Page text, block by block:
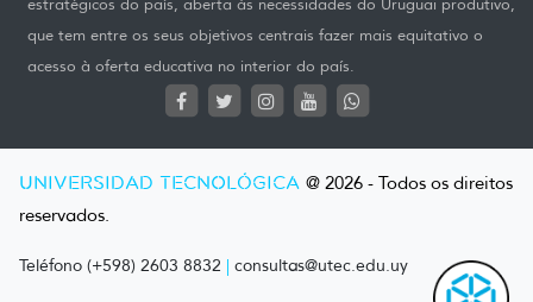
estratégicos do país, aberta às necessidades do Uruguai produtivo,
que tem entre os seus objetivos centrais fazer mais equitativo o
acesso à oferta educativa no interior do país.
UNIVERSIDAD TECNOLÓGICA @ 2026 - Todos os direitos
reservados.
Teléfono (+598) 2603 8832 | consultas@utec.edu.uy